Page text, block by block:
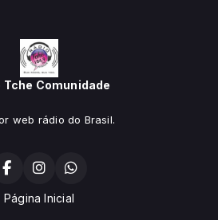
Tche Comunidade
web rádio do Brasil.
Página Inicial